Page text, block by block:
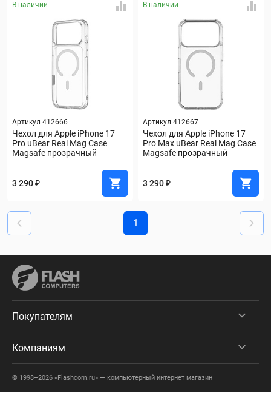
В наличии
Артикул 412666
Чехол для Apple iPhone 17
Pro uBear Real Mag Case
Magsafe прозрачный
3 290 ₽
В наличии
Артикул 412667
Чехол для Apple iPhone 17
Pro Max uBear Real Mag Case
Magsafe прозрачный
3 290 ₽
1
Покупателям
Компаниям
© 1998–2026 «Flashcom.ru» — компьютерный интернет магазин